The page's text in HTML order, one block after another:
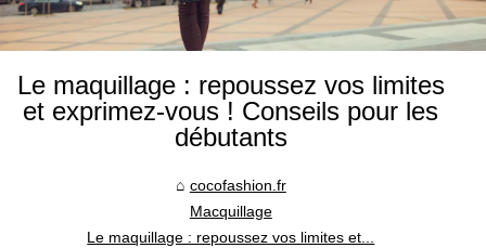
Le maquillage : repoussez vos limites
et exprimez-vous ! Conseils pour les
débutants
cocofashion.fr
Macquillage
Le maquillage : repoussez vos limites et...